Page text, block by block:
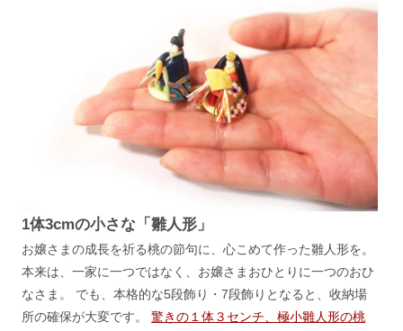
1体3cmの小さな「雛人形」
お嬢さまの成長を祈る桃の節句に、心こめて作った雛人形を。
本来は、一家に一つではなく、お嬢さまおひとりに一つのおひ
なさま。 でも、本格的な5段飾り・7段飾りとなると、收納場
所の確保が大変です。驚きの１体３センチ、極小雛人形の桃